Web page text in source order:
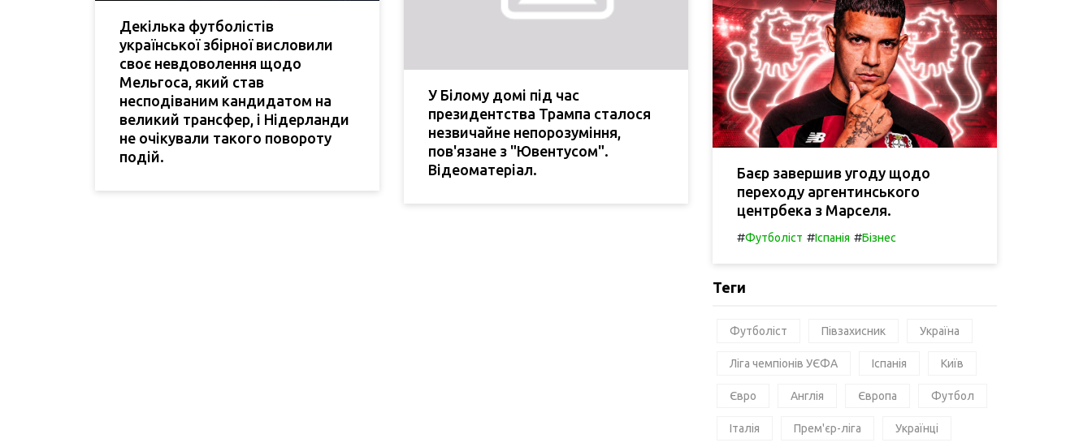
Декілька футболістів
української збірної висловили
своє невдоволення щодо
Мельгоса, який став
несподіваним кандидатом на
великий трансфер, і Нідерланди
не очікували такого повороту
подій.
У Білому домі під час
президентства Трампа сталося
незвичайне непорозуміння,
пов'язане з "Ювентусом".
Відеоматеріал.
Баєр завершив угоду щодо
переходу аргентинського
центрбека з Марселя.
#Футболіст #Іспанія #Бізнес
Теги
Футболіст Півзахисник Україна
Ліга чемпіонів УЄФА Іспанія Київ
Євро Англія Європа Футбол
Італія Прем'єр-ліга Українці